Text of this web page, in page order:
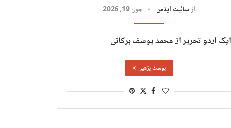
ازسائیٹ ایڈمن جون 19, 2026
ایک اردو تحریر از محمد یوسف برکاتی
پوسٹ پڑھیں